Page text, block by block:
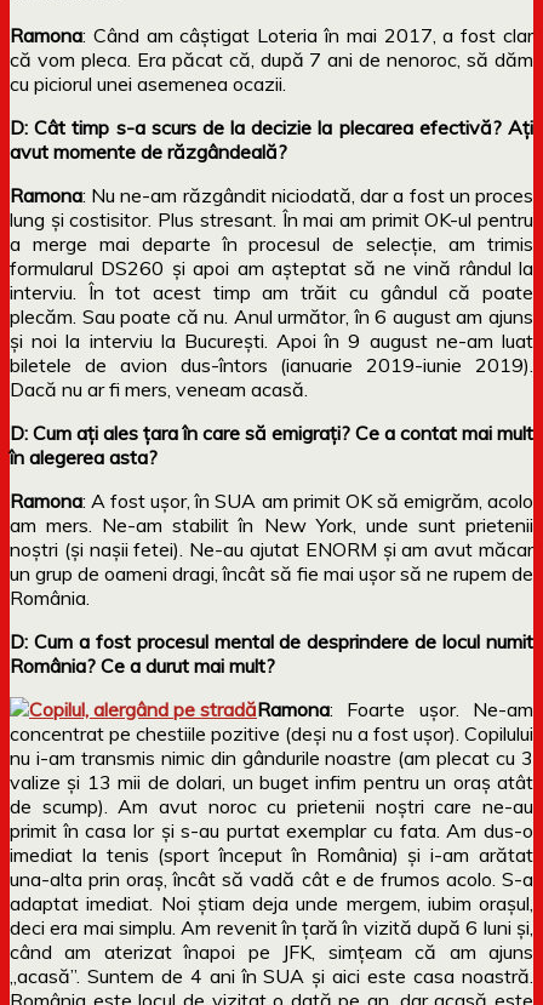
Ramona: Când am câștigat Loteria în mai 2017, a fost clar
că vom pleca. Era păcat că, după 7 ani de nenoroc, să dăm
cu piciorul unei asemenea ocazii.
D: Cât timp s-a scurs de la decizie la plecarea efectivă? Ați
avut momente de răzgândeală?
Ramona: Nu ne-am răzgândit niciodată, dar a fost un proces
lung și costisitor. Plus stresant. În mai am primit OK-ul pentru
a merge mai departe în procesul de selecție, am trimis
formularul DS260 și apoi am așteptat să ne vină rândul la
interviu. În tot acest timp am trăit cu gândul că poate
plecăm. Sau poate că nu. Anul următor, în 6 august am ajuns
și noi la interviu la București. Apoi în 9 august ne-am luat
biletele de avion dus-întors (ianuarie 2019-iunie 2019).
Dacă nu ar fi mers, veneam acasă.
D: Cum ați ales țara în care să emigrați? Ce a contat mai mult
în alegerea asta?
Ramona: A fost ușor, în SUA am primit OK să emigrăm, acolo
am mers. Ne-am stabilit în New York, unde sunt prietenii
noștri (și nașii fetei). Ne-au ajutat ENORM și am avut măcar
un grup de oameni dragi, încât să fie mai ușor să ne rupem de
România.
D: Cum a fost procesul mental de desprindere de locul numit
România? Ce a durut mai mult?
Ramona: Foarte ușor. Ne-am
concentrat pe chestiile pozitive (deși nu a fost ușor). Copilului
nu i-am transmis nimic din gândurile noastre (am plecat cu 3
valize și 13 mii de dolari, un buget infim pentru un oraș atât
de scump). Am avut noroc cu prietenii noștri care ne-au
primit în casa lor și s-au purtat exemplar cu fata. Am dus-o
imediat la tenis (sport început în România) și i-am arătat
una-alta prin oraș, încât să vadă cât e de frumos acolo. S-a
adaptat imediat. Noi știam deja unde mergem, iubim orașul,
deci era mai simplu. Am revenit în țară în vizită după 6 luni și,
când am aterizat înapoi pe JFK, simțeam că am ajuns
„acasă”. Suntem de 4 ani în SUA și aici este casa noastră.
România este locul de vizitat o dată pe an, dar acasă este